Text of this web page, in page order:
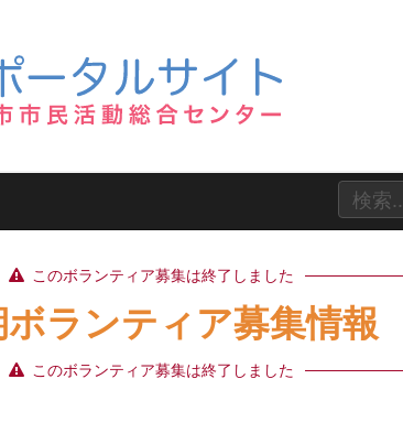
このボランティア募集は終了しました
ボランティア募集情報
このボランティア募集は終了しました